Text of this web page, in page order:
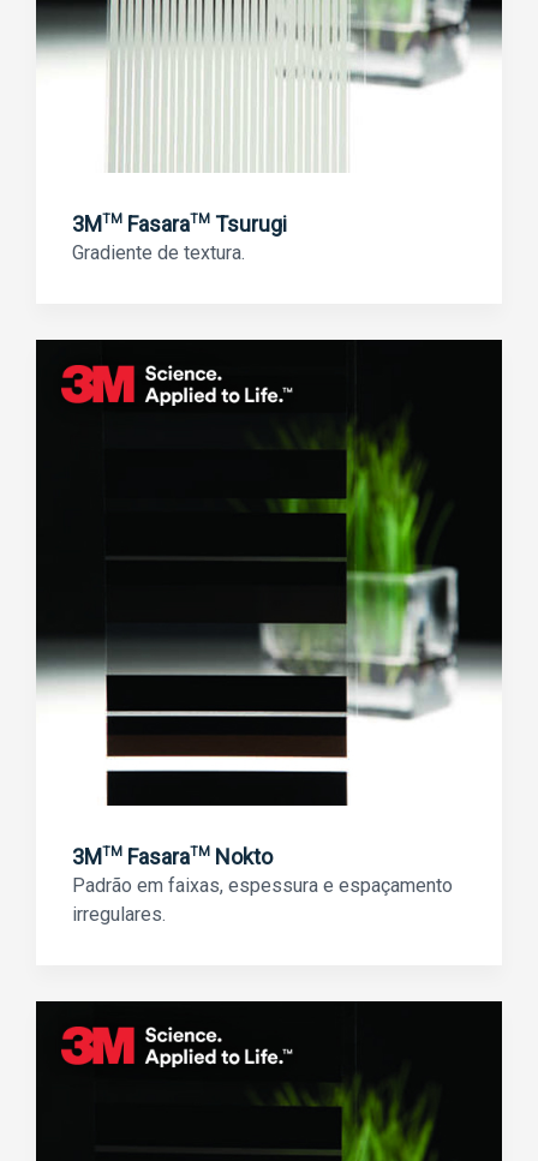
3MTM FasaraTM Tsurugi
Gradiente de textura.
3MTM FasaraTM Nokto
Padrão em faixas, espessura e espaçamento
irregulares.